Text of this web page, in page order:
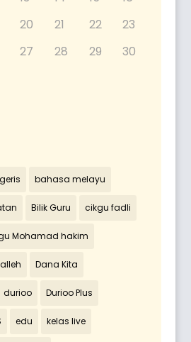
20 21 22
23
27 28 29
30
bahasa melayu
Bilik Guru cikgu fadli
Mohamad hakim
Dana Kita
durioo Durioo Plus
edu kelas live